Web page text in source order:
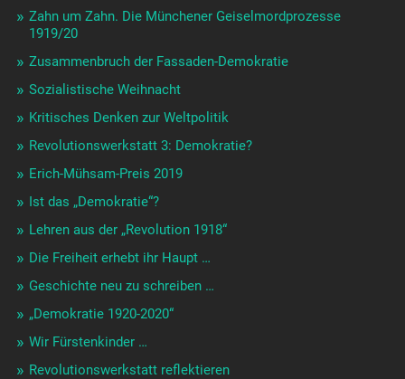
Zahn um Zahn. Die Münchener Geiselmordprozesse
1919/20
Zusammenbruch der Fassaden-Demokratie
Sozialistische Weihnacht
Kritisches Denken zur Weltpolitik
Revolutionswerkstatt 3: Demokratie?
Erich-Mühsam-Preis 2019
Ist das „Demokratie“?
Lehren aus der „Revolution 1918“
Die Freiheit erhebt ihr Haupt …
Geschichte neu zu schreiben …
„Demokratie 1920-2020“
Wir Fürstenkinder …
Revolutionswerkstatt reflektieren